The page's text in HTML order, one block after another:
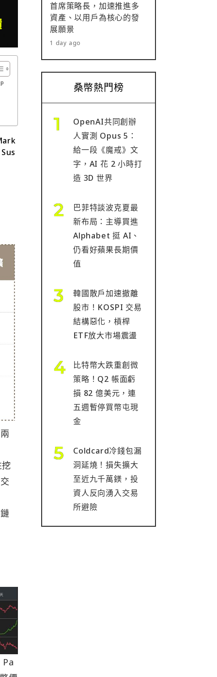
首席策略長，加速推進多
資產、以用戶為核心的發
展願景
1 day ago
桑幣熱門榜
OpenAI共同創辦
人實測 Opus 5：
給一段《魔戒》文
字，AI 花 2 小時打
造 3D 世界
巴菲特談波克夏最
新布局：主導買進
Alphabet 挺 AI、
仍看好蘋果長期價
值
韓國散戶加速撤離
股市！KOSPI 交易
結構惡化，槓桿
ETF放大市場震盪
比特幣大跌重創微
策略！Q2 帳面虧
損 82 億美元，連
五週暫停買幣屯現
金
Coldcard冷錢包漏
洞延燒！損失擴大
至近九千萬鎂，投
資人反向湧入交易
所避險